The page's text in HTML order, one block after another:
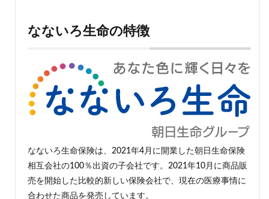
なないろ生命の特徴
なないろ生命保険は、2021年4月に開業した朝日生命保険
相互会社の100％出資の子会社です。2021年10月に商品販
売を開始した比較的新しい保険会社で、現在の医療事情に
合わせた商品を発売しています。